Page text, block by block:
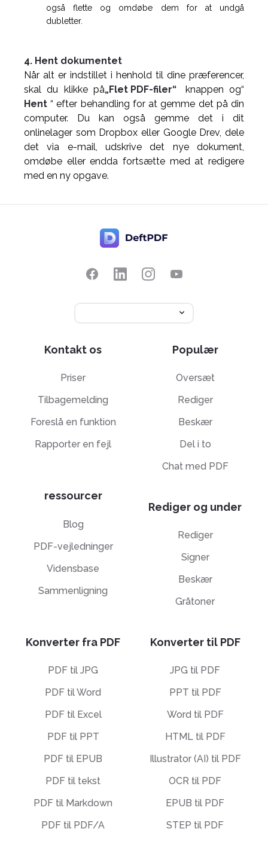
også flette og omdøbe dem for at undgå
dubletter.
4. Hent dokumentet
Når alt er indstillet i henhold til dine præferencer,
skal du klikke på„Flet PDF-filer“
knappen og“
Hent “ efter behandling for at gemme det på din
computer. Du kan også gemme det i dit
onlinelager som Dropbox eller Google Drev, dele
det via e-mail, udskrive det nye dokument,
omdøbe eller endda fortsætte med at redigere
med en ny opgave.
Kontakt os
Priser
Tilbagemelding
Foreslå en funktion
Rapporter en fejl
ressourcer
Blog
PDF-vejledninger
Vidensbase
Sammenligning
Populær
Oversæt
Rediger
Beskær
Del i to
Chat med PDF
Rediger og under
Rediger
Signer
Beskær
Gråtoner
Konverter fra PDF
PDF til JPG
PDF til Word
PDF til Excel
PDF til PPT
PDF til EPUB
PDF til tekst
PDF til Markdown
PDF til PDF/A
Konverter til PDF
JPG til PDF
PPT til PDF
Word til PDF
HTML til PDF
Illustrator (AI) til PDF
OCR til PDF
EPUB til PDF
STEP til PDF